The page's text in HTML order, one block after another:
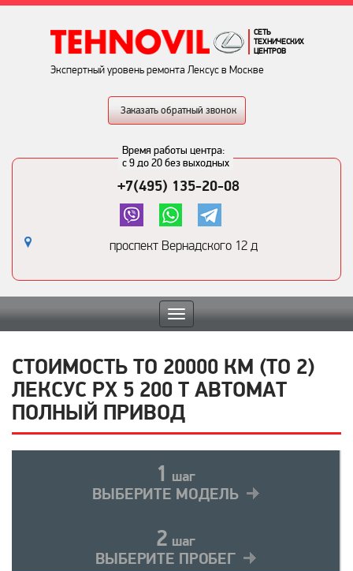
СЕТЬ
ТЕХНИЧЕСКИХ
ЦЕНТРОВ
Экспертный уровень ремонта Лексус в Москве
Заказать обратный звонок
Время работы центра:
с 9 до 20 без выходных
+7(495) 135-20-08
проспект Вернадского 12 д
Toggle
navigation
СТОИМОСТЬ ТО 20000 КМ (ТО 2)
ЛЕКСУС РХ 5 200 Т АВТОМАТ
ПОЛНЫЙ ПРИВОД
1 шаг
ВЫБЕРИТЕ МОДЕЛЬ
2 шаг
ВЫБЕРИТЕ ПРОБЕГ